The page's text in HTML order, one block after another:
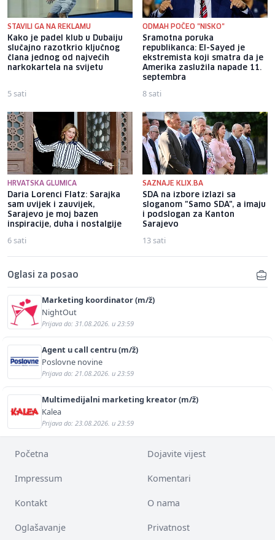
STAVILI GA NA REKLAMU
Kako je padel klub u Dubaiju
slučajno razotkrio ključnog
člana jednog od najvećih
narkokartela na svijetu
5 sati
ODMAH POČEO "NISKO"
Sramotna poruka
republikanca: El-Sayed je
ekstremista koji smatra da je
Amerika zaslužila napade 11.
septembra
8 sati
HRVATSKA GLUMICA
Daria Lorenci Flatz: Sarajka
sam uvijek i zauvijek,
Sarajevo je moj bazen
inspiracije, duha i nostalgije
6 sati
SAZNAJE KLIX.BA
SDA na izbore izlazi sa
sloganom "Samo SDA", a imaju
i podslogan za Kanton
Sarajevo
13 sati
Oglasi za posao
Marketing koordinator (m/ž)
NightOut
Prijava do: 31.08.2026. u 23:59
Agent u call centru (m/ž)
Poslovne novine
Prijava do: 21.08.2026. u 23:59
Multimedijalni marketing kreator (m/ž)
Kalea
Prijava do: 23.08.2026. u 23:59
Početna Dojavite vijest
Impressum Komentari
Kontakt O nama
Oglašavanje Privatnost